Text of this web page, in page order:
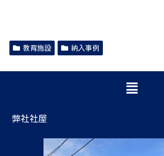
教育施設 納入事例
弊社社屋